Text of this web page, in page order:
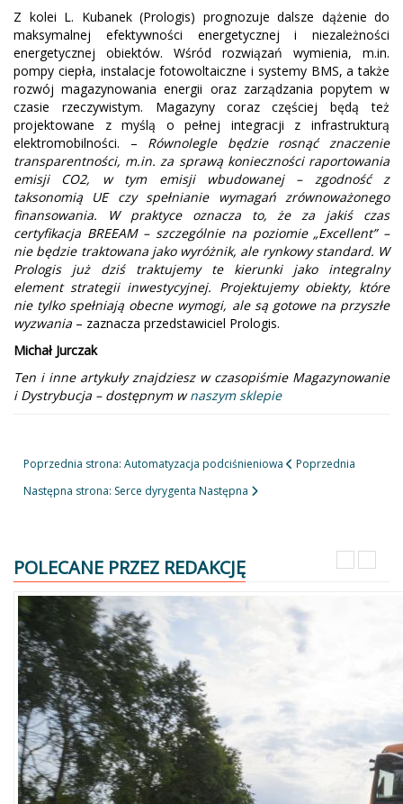
Z kolei L. Kubanek (Prologis) prognozuje dalsze dążenie do
maksymalnej efektywności energetycznej i niezależności
energetycznej obiektów. Wśród rozwiązań wymienia, m.in.
pompy ciepła, instalacje fotowoltaiczne i systemy BMS, a także
rozwój magazynowania energii oraz zarządzania popytem w
czasie rzeczywistym. Magazyny coraz częściej będą też
projektowane z myślą o pełnej integracji z infrastrukturą
elektromobilności. – Równolegle będzie rosnąć znaczenie
transparentności, m.in. za sprawą konieczności raportowania
emisji CO2, w tym emisji wbudowanej – zgodność z
taksonomią UE czy spełnianie wymagań zrównoważonego
finansowania. W praktyce oznacza to, że za jakiś czas
certyfikacja BREEAM – szczególnie na poziomie „Excellent” –
nie będzie traktowana jako wyróżnik, ale rynkowy standard. W
Prologis już dziś traktujemy te kierunki jako integralny
element strategii inwestycyjnej. Projektujemy obiekty, które
nie tylko spełniają obecne wymogi, ale są gotowe na przyszłe
wyzwania – zaznacza przedstawiciel Prologis.
Michał Jurczak
Ten i inne artykuły znajdziesz w czasopiśmie Magazynowanie
i Dystrybucja – dostępnym wnaszym sklepie
Poprzednia strona: Automatyzacja podciśnieniowa
Poprzednia
Następna strona: Serce dyrygenta Następna
POLECANE PRZEZ REDAKCJĘ